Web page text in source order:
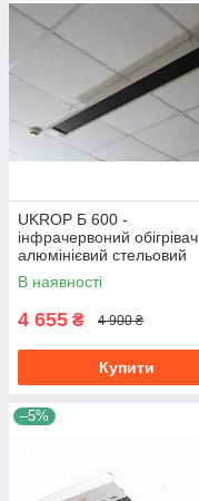
UKROP Б 600 -
інфрачервоний обігрівач
алюмінієвий стельовий
довгохвильовий
энергоэфективный
В наявності
4 655 ₴ 4 900 ₴
Купити
–5%